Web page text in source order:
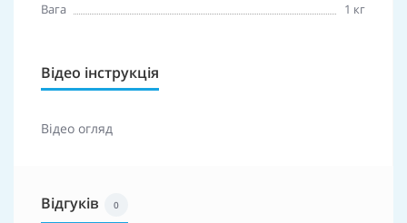
Вага
1 кг
Відео інструкція
Відео огляд
Відгуків 0